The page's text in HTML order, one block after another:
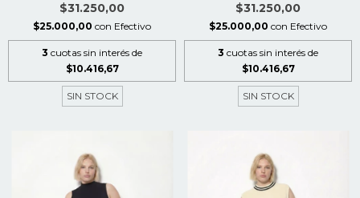
$31.250,00
$25.000,00 con Efectivo
3 cuotas sin interés de
$10.416,67
SIN STOCK
$31.250,00
$25.000,00 con Efectivo
3 cuotas sin interés de
$10.416,67
SIN STOCK